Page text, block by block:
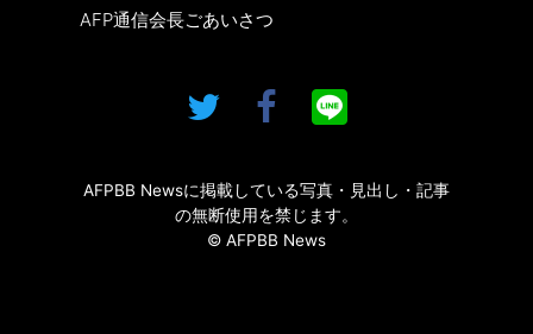
AFP通信会長ごあいさつ
AFPBB Newsに掲載している写真・見出し・記事
の無断使用を禁じます。
© AFPBB News